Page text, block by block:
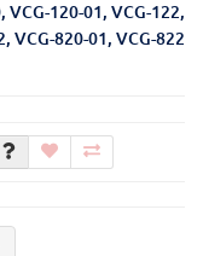
VCG-120-01, VCG-122,
VCG-820-01, VCG-822